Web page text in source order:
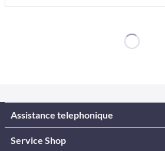
Assistance telephonique
Service Shop